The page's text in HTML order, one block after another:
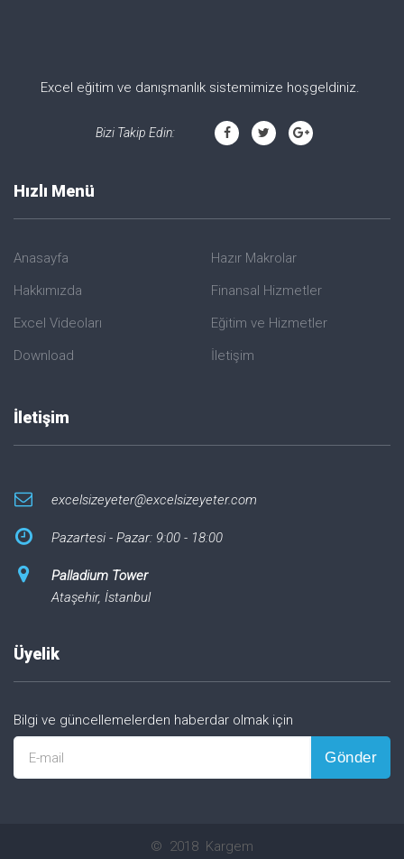
Excel eğitim ve danışmanlık sistemimize hoşgeldiniz.
Bizi Takip Edin:
Hızlı Menü
Anasayfa
Hakkımızda
Excel Videoları
Download
Hazır Makrolar
Finansal Hizmetler
Eğitim ve Hizmetler
İletişim
İletişim
excelsizeyeter@excelsizeyeter.com
Pazartesi - Pazar: 9:00 - 18:00
Palladium Tower
Ataşehir, İstanbul
Üyelik
Bilgi ve güncellemelerden haberdar olmak için
E-mail Gönder
© 2018 Kargem